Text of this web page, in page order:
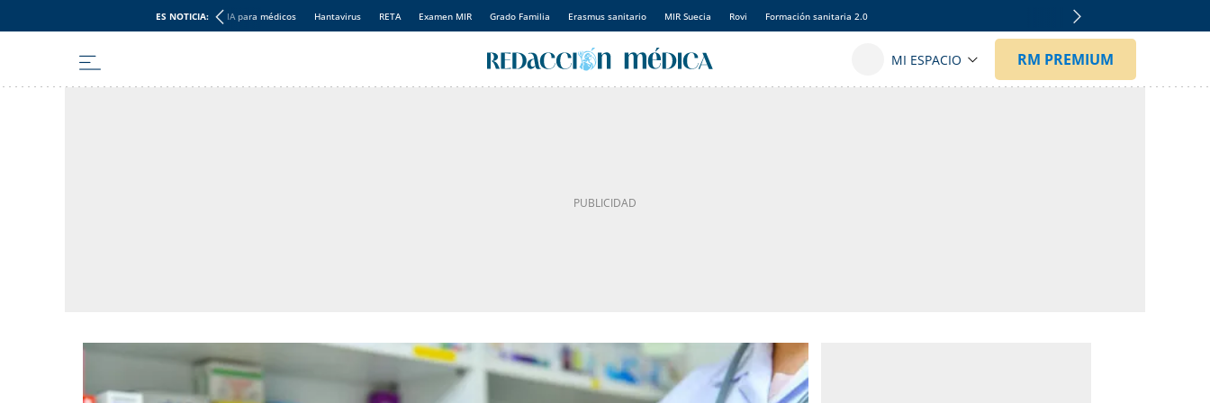
ES NOTICIA: IA para médicos Hantavirus RETA Examen MIR Grado Familia Erasmus sanitario MIR Suecia Rovi Formación sanitaria 2.0